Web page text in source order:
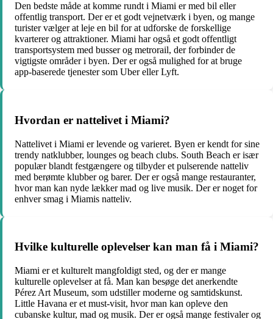
Den bedste måde at komme rundt i Miami er med bil eller
offentlig transport. Der er et godt vejnetværk i byen, og mange
turister vælger at leje en bil for at udforske de forskellige
kvarterer og attraktioner. Miami har også et godt offentligt
transportsystem med busser og metrorail, der forbinder de
vigtigste områder i byen. Der er også mulighed for at bruge
app-baserede tjenester som Uber eller Lyft.
Hvordan er nattelivet i Miami?
Nattelivet i Miami er levende og varieret. Byen er kendt for sine
trendy natklubber, lounges og beach clubs. South Beach er især
populær blandt festgængere og tilbyder et pulserende natteliv
med berømte klubber og barer. Der er også mange restauranter,
hvor man kan nyde lækker mad og live musik. Der er noget for
enhver smag i Miamis natteliv.
Hvilke kulturelle oplevelser kan man få i Miami?
Miami er et kulturelt mangfoldigt sted, og der er mange
kulturelle oplevelser at få. Man kan besøge det anerkendte
Pérez Art Museum, som udstiller moderne og samtidskunst.
Little Havana er et must-visit, hvor man kan opleve den
cubanske kultur, mad og musik. Der er også mange festivaler og